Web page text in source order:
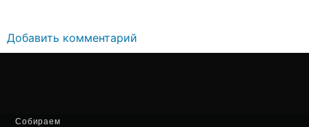
Добавить комментарий
Собираем